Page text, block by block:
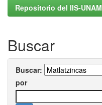
Repositorio del IIS-UNAM
Buscar
Buscar:
por